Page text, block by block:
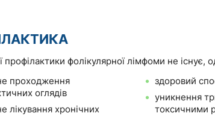
профілактики фолікулярної лімфоми не існує,
проходження
оглядів
лікування хронічних
здоровий
уникнення
токсичними